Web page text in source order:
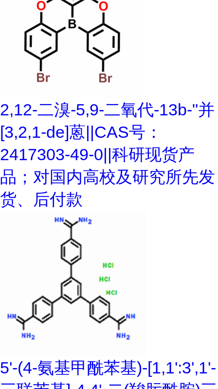
2,12-二溴-5,9-二氧代-13b-"并
[3,2,1-de]蒽||CAS号：
2417303-49-0||科研现货产
品；对国内高校及研究所先发
货、后付款
5'-(4-氨基甲酰苯基)-[1,1':3',1'-